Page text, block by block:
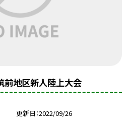
前地区新人陸上大会
更新日 2022/09/26